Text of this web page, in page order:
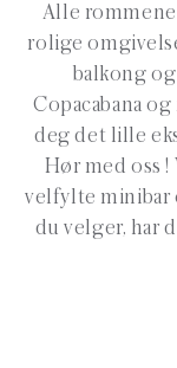
Alle
rolige
balkong
Copacabana
deg det lille
Hør med oss !
velfylte minibar
du velger, har